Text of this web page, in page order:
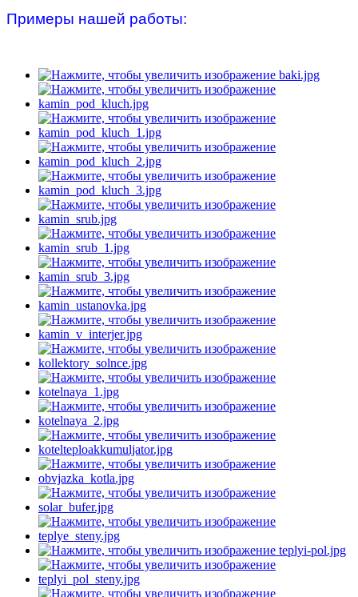
Примеры нашей работы: